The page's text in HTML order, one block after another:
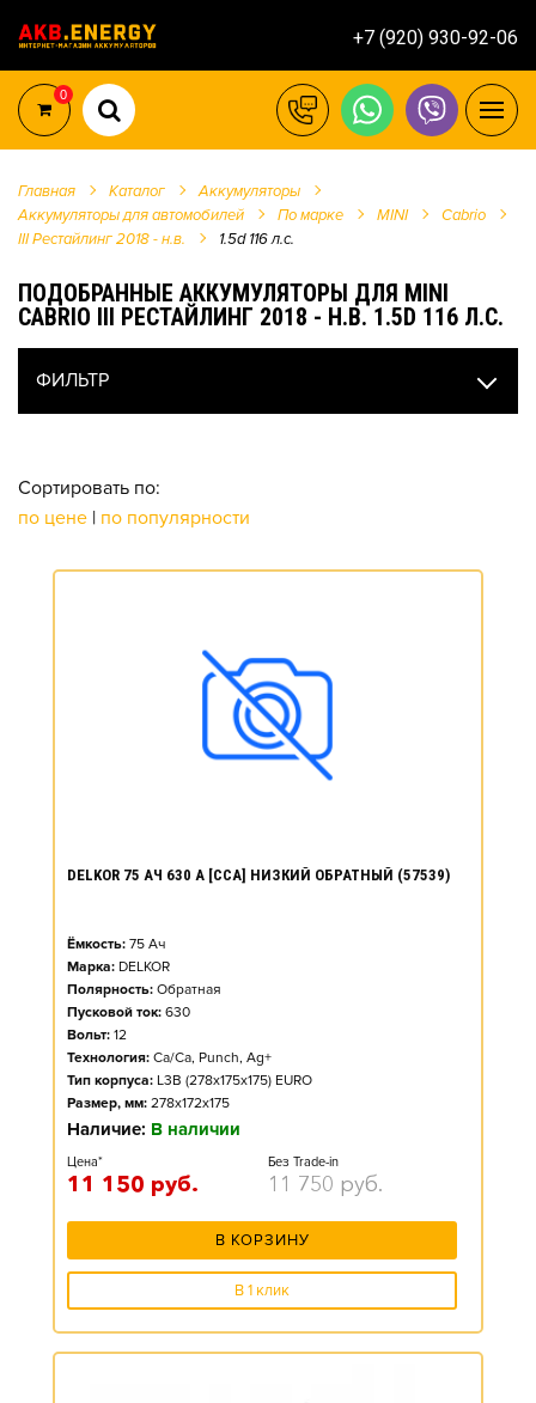
+7 (920) 930-92-06
0
Главная Каталог
Аккумуляторы
Аккумуляторы для автомобилей
По марке MINI
Cabrio
III Рестайлинг 2018 - н.в.
1.5d 116 л.c.
ПОДОБРАННЫЕ АККУМУЛЯТОРЫ ДЛЯ MINI
CABRIO III РЕСТАЙЛИНГ 2018 - Н.В. 1.5D 116 Л.C.
ФИЛЬТР
Сортировать по:
по цене | по популярности
DELKOR 75 АЧ 630 А [CCA] НИЗКИЙ ОБРАТНЫЙ (57539)
Ёмкость: 75 Ач
Марка: DELKOR
Полярность: Обратная
Пусковой ток: 630
Вольт: 12
Технология: Ca/Ca, Punch, Ag+
Тип корпуса: L3B (278x175x175) EURO
Размер, мм: 278x172x175
Наличие: В наличии
Цена*
11 150 руб.
Без Trade-in
11 750 руб.
В КОРЗИНУ
В 1 клик